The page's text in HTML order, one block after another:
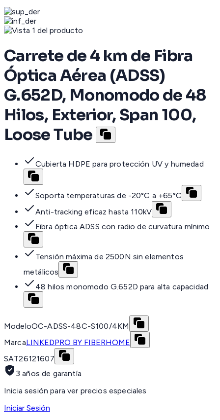
Carrete de 4 km de Fibra
Óptica Aérea (ADSS)
G.652D, Monomodo de 48
Hilos, Exterior, Span 100,
Loose Tube
Cubierta HDPE para protección UV y humedad
Soporta temperaturas de -20°C a +65°C
Anti-tracking eficaz hasta 110kV
Fibra óptica ADSS con radio de curvatura mínimo
Tensión máxima de 2500N sin elementos
metálicos
48 hilos monomodo G.652D para alta capacidad
ModeloOC-ADSS-48C-S100/4KM
MarcaLINKEDPRO BY FIBERHOME
SAT26121607
3 años de garantía
Inicia sesión para ver precios especiales
Iniciar Sesión